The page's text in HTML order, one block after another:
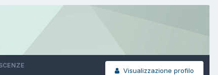
Visualizzazione profilo